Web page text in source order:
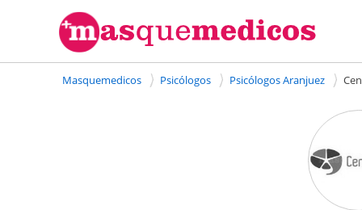
Masquemedicos Psicólogos Psicólogos Aranjuez